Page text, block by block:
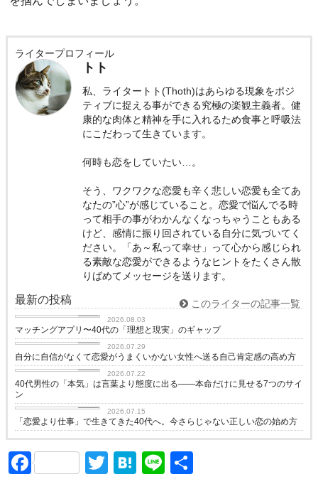
ライタープロフィール
トト
私、ライタートト(Thoth)はあらゆる現象をポジ
ティブに捉える事ができる究極の楽観主義者。健
康的な肉体と精神を手に入れるため食事と呼吸法
にこだわって生きています。
何時も恋をしていたい…。
そう、ワクワクな恋愛も辛く悲しい恋愛も全てあ
なたの”心”が感じていること。恋愛で悩んでる時
って相手の事がわかんなくなっちゃうこともある
けど、感情に振り回されている自分に気づいてく
ださい。「あ～私って幸せ」って心から感じられ
る素敵な恋愛ができるようなヒントをたくさん散
りばめてメッセージを送ります。
最新の投稿 このライターの記事一覧
2026.08.03
マッチングアプリ〜40代の「理想と現実」のギャップ
love
2026.07.29
自分に自信がなくて恋愛がうまくいかない女性へ送る自己肯定感の高め方
love
2026.07.22
40代男性の「本気」は言葉より態度に出る——本命だけに見せる7つのサイ
ン
love
2026.07.15
「恋愛より仕事」で生きてきた40代へ。今さらじゃない正しい恋の始め方
FacebookTwitter
Hatena
Line